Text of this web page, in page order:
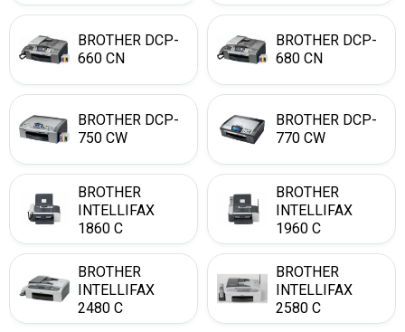
BROTHER DCP-
660 CN
BROTHER DCP-
680 CN
BROTHER DCP-
750 CW
BROTHER DCP-
770 CW
BROTHER
INTELLIFAX
1860 C
BROTHER
INTELLIFAX
1960 C
BROTHER
INTELLIFAX
2480 C
BROTHER
INTELLIFAX
2580 C